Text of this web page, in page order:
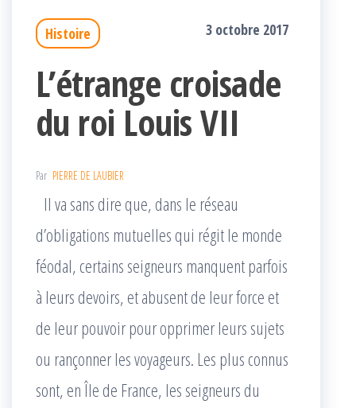
Histoire 3 octobre 2017
L’étrange croisade
du roi Louis VII
Par PIERRE DE LAUBIER
Il va sans dire que, dans le réseau
d’obligations mutuelles qui régit le monde
féodal, certains seigneurs manquent parfois
à leurs devoirs, et abusent de leur force et
de leur pouvoir pour opprimer leurs sujets
ou rançonner les voyageurs. Les plus connus
sont, en Île de France, les seigneurs du